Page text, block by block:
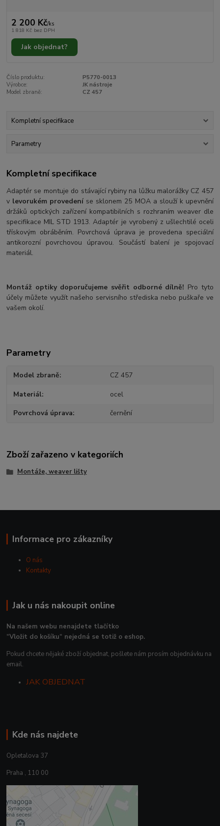
2 200 Kč/ks
1 818 Kč bez DPH
Jak objednat?
Číslo produktu:
P5770-0013
Výrobce:
JK nástroje
Model zbraně:
CZ 457
Kompletní specifikace
Parametry
Kompletní specifikace
Adaptér se montuje do stávající rybiny na lůžku malorážky CZ 457
v levorukém provedení se sklonem 25 MOA a slouží k upevnění
držáků optických zařízení kompatibilních s rozhraním weaver dle
specifikace MIL STD 1913. Adaptér je vyrobený z ušlechtilé oceli
třískovým obráběním. Povrchová úprava je provedena speciální
antikorozní povrchovou úpravou. Součástí balení je spojovací
materiál.
Montáž optiky doporučujeme svěřit odborné dílně! Pro tyto
účely můžete využít našeho servisního střediska nebo puškaře ve
vašem okolí.
Parametry
Model zbraně CZ 457
Materiál ocel
Povrchová úprava černění
Zboží zařazeno v kategoriích
Montáže, weaver lišty
Informace pro zákazníky
O nás
Kontakty
Jak u nás nakoupit online
Na našem webu nenajdete tlačítko
“Vložit do košíku“ nejedná se totiž o eshop.
Pokud chcete nějaké zboží objednat, pošlete nám prosím objednávku na
email.
JAK OBJEDNAT
Kde nás najdete
Opletalova 37
Praha , 110 00